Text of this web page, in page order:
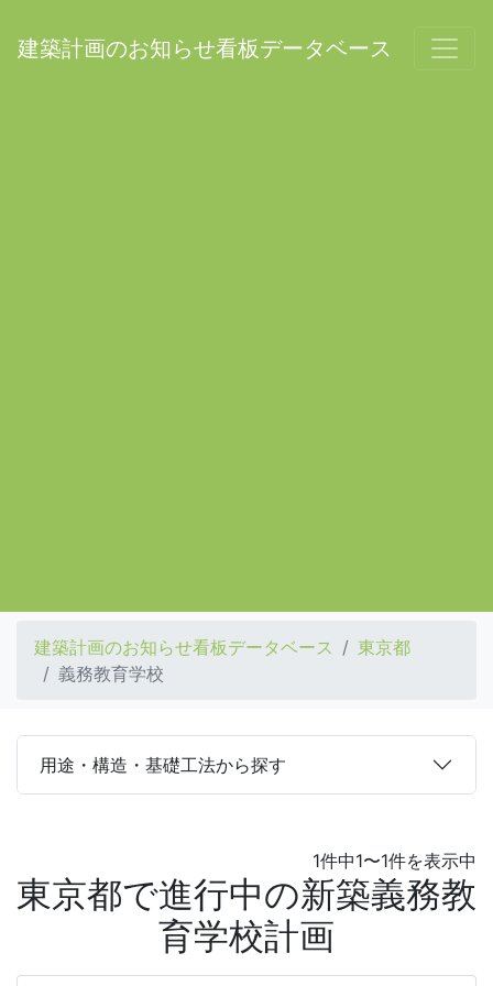
建築計画のお知らせ看板データベース
建築計画のお知らせ看板データベース
東京都
義務教育学校
用途・構造・基礎工法から探す
1件中1〜1件を表示中
東京都で進行中の新築義務教
育学校計画